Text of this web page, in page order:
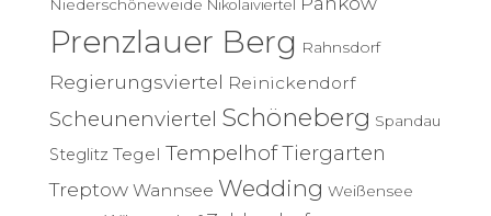
Niederschöneweide Nikolaiviertel
Prenzlauer Berg Rahnsdorf
Regierungsviertel Reinickendorf
Scheunenviertel Schöneberg Spandau
Steglitz Tegel TempelhofTiergarten
Treptow Wannsee Wedding Weißensee